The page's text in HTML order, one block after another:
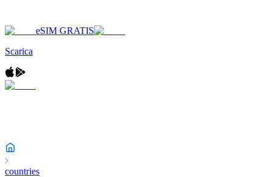
eSIM GRATIS
Scarica
countries